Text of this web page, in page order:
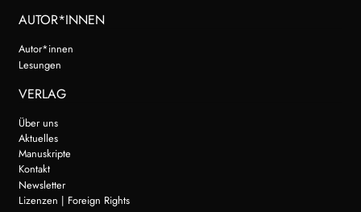
AUTOR*INNEN
Autor*innen
Lesungen
VERLAG
Über uns
Aktuelles
Manuskripte
Kontakt
Newsletter
Lizenzen | Foreign Rights